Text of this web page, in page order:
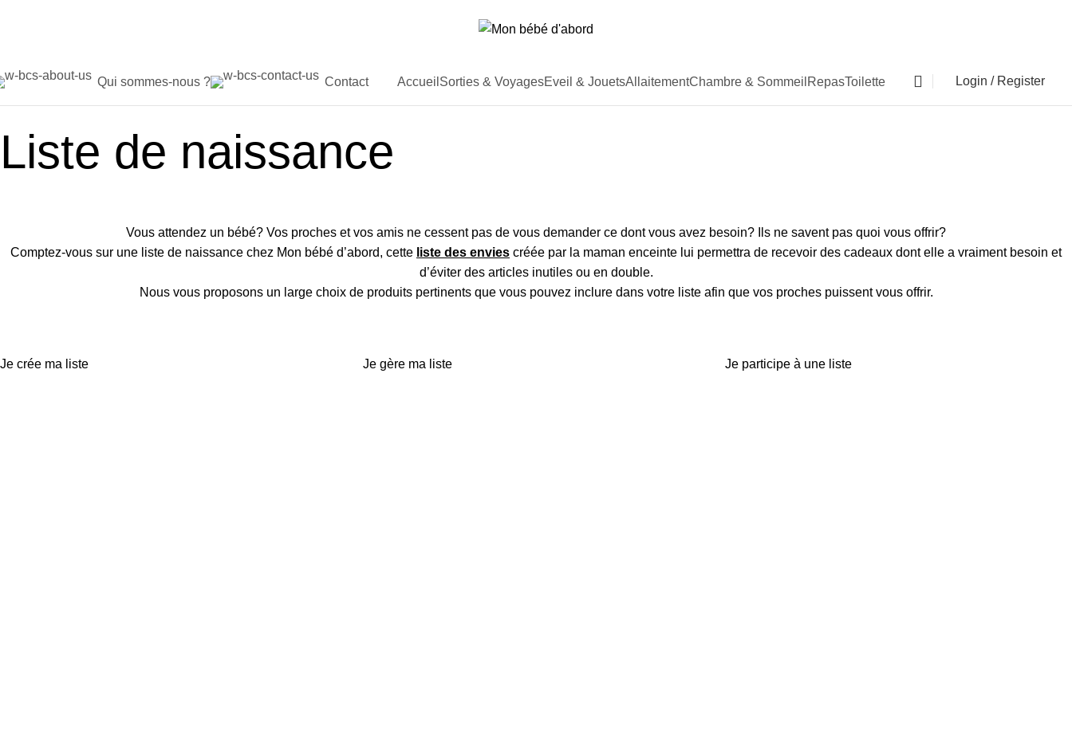
Qui sommes-nous ? Contact Accueil Sorties & VoyagesEveil & JouetsAllaitementChambre & Sommeil RepasToilette Login / Register
Liste de naissance
Vous attendez un bébé? Vos proches et vos amis ne cessent pas de vous demander ce dont vous avez besoin? Ils ne savent pas quoi vous offrir?
Comptez-vous sur une liste de naissance chez Mon bébé d’abord, cette liste des envies créée par la maman enceinte lui permettra de recevoir des cadeaux dont elle a vraiment besoin et
d’éviter des articles inutiles ou en double.
Nous vous proposons un large choix de produits pertinents que vous pouvez inclure dans votre liste afin que vos proches puissent vous offrir.
Je crée ma liste Je gère ma liste Je participe à une liste